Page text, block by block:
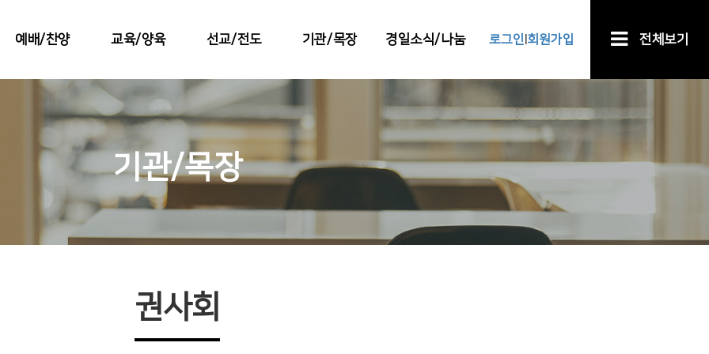
예배/찬양 교육/양육 선교/전도 기관/목장 경일소식/나눔 로그인 회원가입 전체보기
기관/목장
권사회